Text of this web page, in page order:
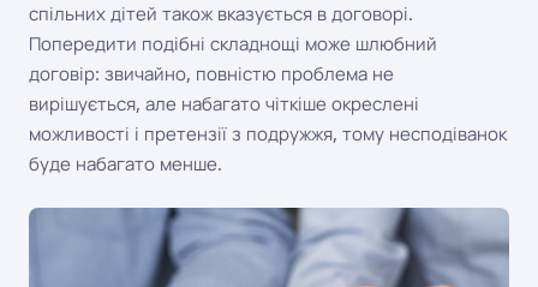
спільних дітей також вказується в договорі.
Попередити подібні складнощі може шлюбний
договір: звичайно, повністю проблема не
вирішується, але набагато чіткіше окреслені
можливості і претензії з подружжя, тому несподіванок
буде набагато менше.